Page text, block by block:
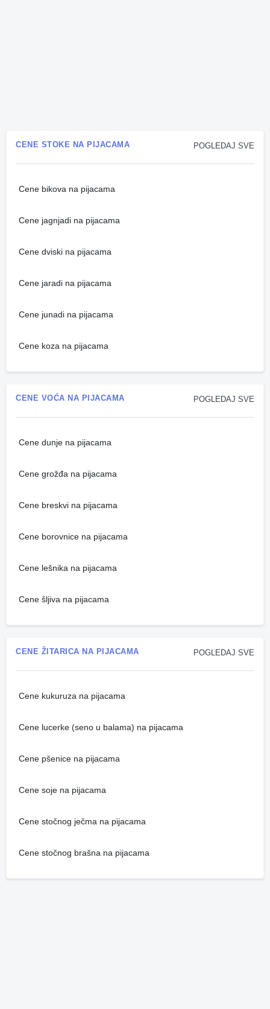
POGLEDAJ SVE
CENE STOKE NA PIJACAMA
Cene bikova na pijacama
Cene jagnjadi na pijacama
Cene dviski na pijacama
Cene jaradi na pijacama
Cene junadi na pijacama
Cene koza na pijacama
POGLEDAJ SVE
CENE VOĆA NA PIJACAMA
Cene dunje na pijacama
Cene grožđa na pijacama
Cene breskvi na pijacama
Cene borovnice na pijacama
Cene lešnika na pijacama
Cene šljiva na pijacama
POGLEDAJ SVE
CENE ŽITARICA NA PIJACAMA
Cene kukuruza na pijacama
Cene lucerke (seno u balama) na pijacama
Cene pšenice na pijacama
Cene soje na pijacama
Cene stočnog ječma na pijacama
Cene stočnog brašna na pijacama